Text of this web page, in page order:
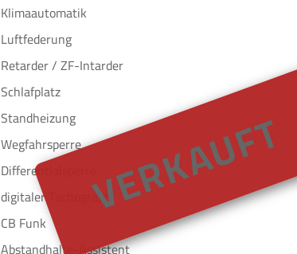
VERKAUFT
Klimaautomatik
Luftfederung
Retarder / ZF-Intarder
Schlafplatz
Standheizung
Wegfahrsperre
Differentialsperre
digitaler Tachograph
CB Funk
Abstandhalte-Assistent